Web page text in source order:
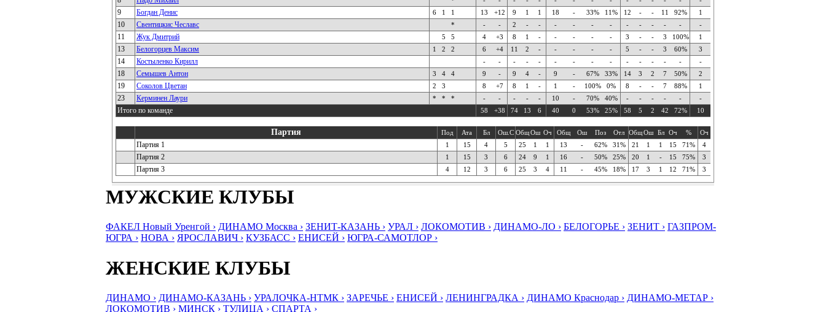
9 Богдан Денис 6 1 1 13 +12 9 1 1 18 - 33% 11% 12 - - 11 92% 1
10 Свентицкис Чеславс * - - 2 - - - - - - - - - - - -
11 Жук Дмитрий 5 5 4 +3 8 1 - - - - - 3 - - 3 100% 1
13 Белогорцев Максим 1 2 2 6 +4 11 2 - - - - - 5 - - 3 60% 3
14 Костыленко Кирилл - - - - - - - - - - - - - - -
18 Семышев Антон 3 4 4 9 - 9 4 - 9 - 67% 33% 14 3 2 7 50% 2
19 Соколов Цветан 2 3 8 +7 8 1 - 1 - 100% 0% 8 - - 7 88% 1
23 Керминен Лаури * * * - - - - - 10 - 70% 40% - - - - - -
Итого по команде 58 +38 74 13 6 40 0 53% 25% 58 5 2 42 72% 10
Партия Под Ата Бл Ош.С ОбщОш Оч Общ Ош Поз Отл ОбщОш Бл Оч % Оч
Партия 1 1 15 4 5 25 1 1 13 - 62% 31% 21 1 1 15 71% 4
Партия 2 1 15 3 6 24 9 1 16 - 50% 25% 20 1 - 15 75% 3
Партия 3 4 12 3 6 25 3 4 11 - 45% 18% 17 3 1 12 71% 3
МУЖСКИЕ КЛУБЫ
ФАКЕЛ Новый Уренгой › ДИНАМО Москва › ЗЕНИТ-КАЗАНЬ › УРАЛ › ЛОКОМОТИВ › ДИНАМО-ЛО › БЕЛОГОРЬЕ › ЗЕНИТ › ГАЗПРОМ-
ЮГРА › НОВА › ЯРОСЛАВИЧ › КУЗБАСС › ЕНИСЕЙ › ЮГРА-САМОТЛОР ›
ЖЕНСКИЕ КЛУБЫ
ДИНАМО › ДИНАМО-КАЗАНЬ › УРАЛОЧКА-НТМК › ЗАРЕЧЬЕ › ЕНИСЕЙ › ЛЕНИНГРАДКА › ДИНАМО Краснодар › ДИНАМО-МЕТАР ›
ЛОКОМОТИВ › МИНСК › ТУЛИЦА › СПАРТА ›